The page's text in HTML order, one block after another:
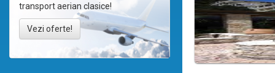
transport aerian clasice!
Vezi oferte!